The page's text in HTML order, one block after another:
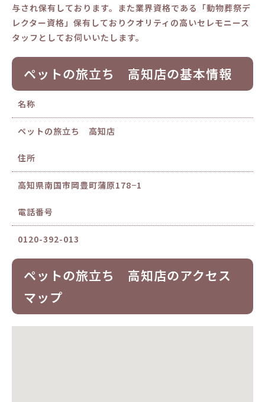
与され保有しております。また業界資格である「動物葬祭デ
レクター資格」保有しておりクオリティの高いセレモニース
タッフとしてお伺いいたします。
ペットの旅立ち 高知店の基本情報
名称
ペットの旅立ち 高知店
住所
高知県南国市岡豊町蒲原178−1
電話番号
0120-392-013
ペットの旅立ち 高知店のアクセス
マップ